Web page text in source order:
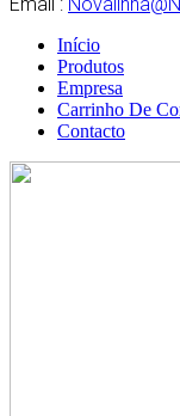
Início
Produtos
Empresa
Carrinho De
Contacto